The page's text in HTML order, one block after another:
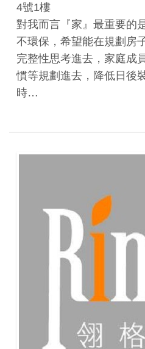
4號1樓
對我而言『家』最重要的
不環保，希望能在規劃房
完整性思考進去，家庭成
慣等規劃進去，降低日後
時…